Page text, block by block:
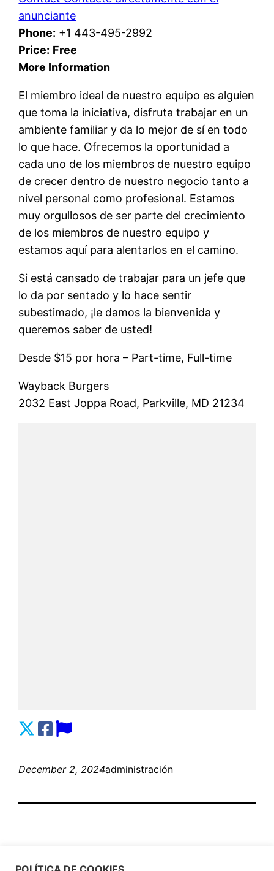
anunciante
Phone: +1 443-495-2992
Price: Free
More Information
El miembro ideal de nuestro equipo es alguien
que toma la iniciativa, disfruta trabajar en un
ambiente familiar y da lo mejor de sí en todo
lo que hace. Ofrecemos la oportunidad a
cada uno de los miembros de nuestro equipo
de crecer dentro de nuestro negocio tanto a
nivel personal como profesional. Estamos
muy orgullosos de ser parte del crecimiento
de los miembros de nuestro equipo y
estamos aquí para alentarlos en el camino.
Si está cansado de trabajar para un jefe que
lo da por sentado y lo hace sentir
subestimado, ¡le damos la bienvenida y
queremos saber de usted!
Desde $15 por hora – Part-time, Full-time
Wayback Burgers
2032 East Joppa Road, Parkville, MD 21234
December 2, 2024administración